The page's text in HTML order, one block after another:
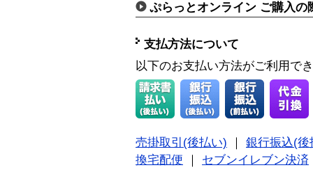
ぷらっとオンライン ご購入の
支払方法について
以下のお支払い方法がご利用で
売掛取引(後払い)
銀行振込(後
換宅配便
セブンイレブン決済